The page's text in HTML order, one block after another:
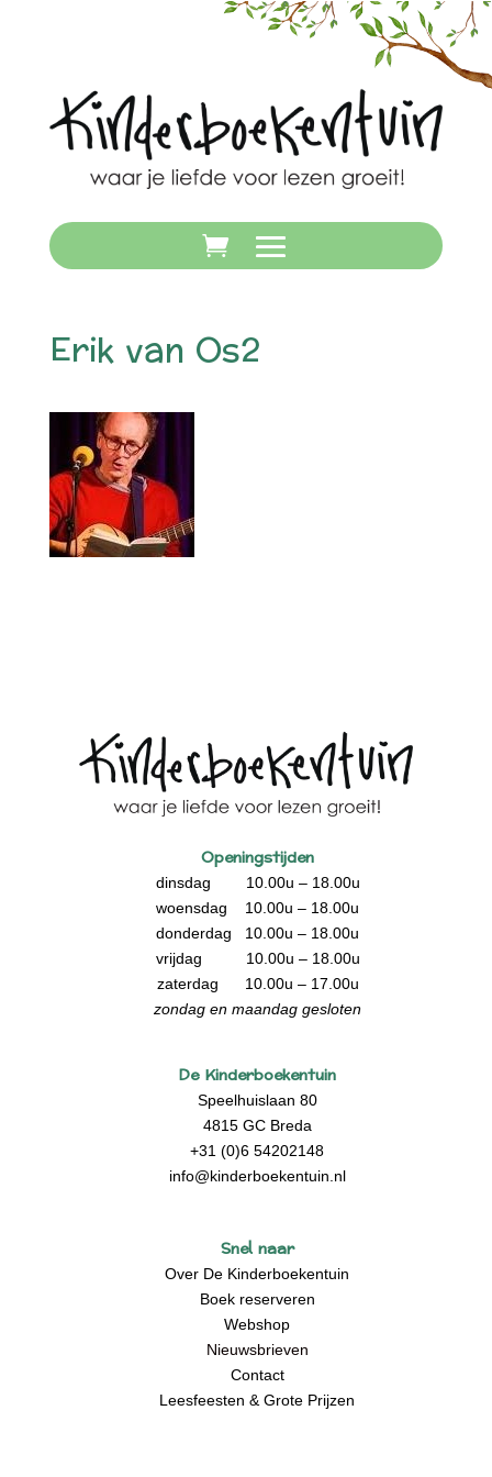
Erik van Os2
Openingstijden
dinsdag 10.00u – 18.00u
woensdag 10.00u – 18.00u
donderdag 10.00u – 18.00u
vrijdag 10.00u – 18.00u
zaterdag 10.00u – 17.00u
zondag en maandag gesloten
De Kinderboekentuin
Speelhuislaan 80
4815 GC Breda
+31 (0)6 54202148
info@kinderboekentuin.nl
Snel naar
Over De Kinderboekentuin
Boek reserveren
Webshop
Nieuwsbrieven
Contact
Leesfeesten & Grote Prijzen